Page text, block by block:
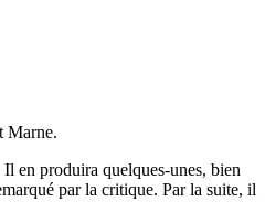
Marne.
en produira quelques-unes, bien
par la critique. Par la suite, il